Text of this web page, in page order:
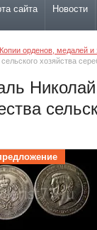
сайта Новости
Копии орденов, медалей и
хозяйства